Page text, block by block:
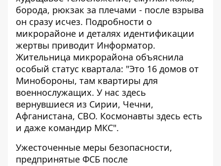
борода, рюкзак за плечами - после взрыва
он сразу исчез. Подробности о
микрорайоне и деталях идентификации
жертвы приводит Информатор.
Жительница микрорайона объяснила
особый статус квартала: "Это 16 домов от
Минобороны, там квартиры для
военнослужащих. У нас здесь
вернувшиеся из Сирии, Чечни,
Афганистана, СВО. Космонавты здесь есть
и даже командир МКС".
Ужесточенные меры безопасности,
предпринятые ФСБ после